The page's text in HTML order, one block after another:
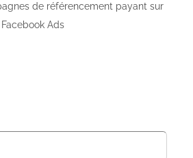
de référencement payant sur
Ads